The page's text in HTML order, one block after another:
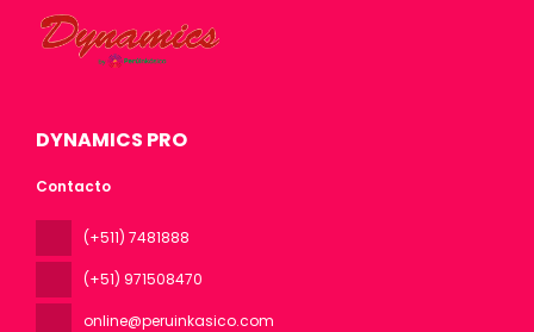
DYNAMICS PRO
Contacto
(+511) 7481888
(+51) 971508470
online@peruinkasico.com